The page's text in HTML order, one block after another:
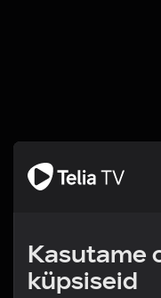
Kasutame
küpsiseid